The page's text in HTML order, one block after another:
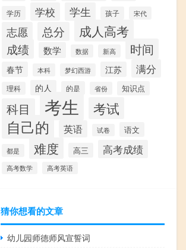
学历 学校 学生 孩子 宋代
志愿 总分 成人高考
成绩 数学 数据 新高 时间
春节 本科 梦幻西游 江苏 满分
理科 的人 的是 省份 知识点
科目 考生 考试
自己的 英语 试卷 语文
都是 难度 高三 高考成绩
高考数学 高考英语
猜你想看的文章
幼儿园师德师风宣誓词